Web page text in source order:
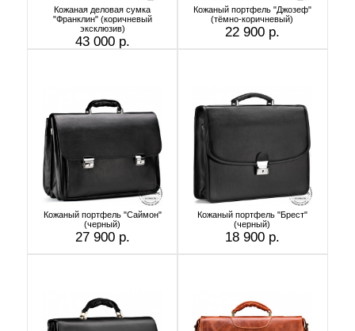
Кожаная деловая сумка
"Франклин" (коричневый
эксклюзив)
43 000 р.
Кожаный портфель "Джозеф"
(тёмно-коричневый)
22 900 р.
Кожаный портфель "Саймон"
(черный)
27 900 р.
Кожаный портфель "Брест"
(черный)
18 900 р.